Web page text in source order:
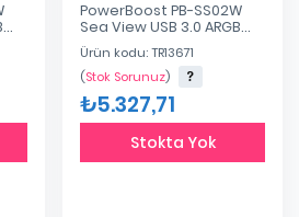
PowerBoost PB-SS02W
Sea View USB 3.0 ARGB
ATX Mid Tower Siyah Kasa
(power Supply Yok)
Ürün kodu: TR13671
(Stok Sorunuz)
₺5.327,71
Stokta Yok